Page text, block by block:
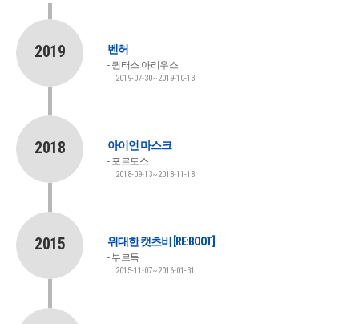
2019 벤허
퀸터스 아리우스
2019-07-30~2019-10-13
2018 아이언 마스크
포르토스
2018-09-13~2018-11-18
2015 위대한 캣츠비 [RE:BOOT]
부르독
2015-11-07~2016-01-31